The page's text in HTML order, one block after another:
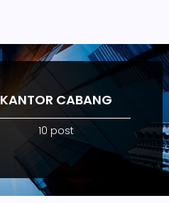
KANTOR CABANG
10 post